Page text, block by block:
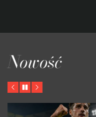
Nowość
Previous
PauseNext